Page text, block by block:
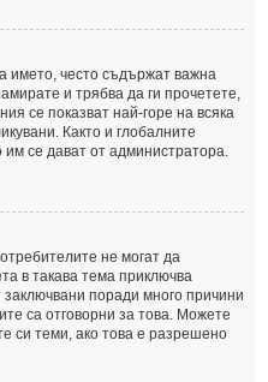
името, често съдържат важна
и трябва да ги прочетете,
се показват най-горе на всяка
Както и глобалните
се дават от администратора.
не могат да
в такава тема приключва
поради много причини
са отговорни за това. Можете
си теми, ако това е разрешено